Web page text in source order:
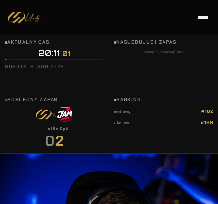
AKTUÁLNY ČAS
20:11:02
SOBOTA, 8. AUG 2026
NASLEDUJÚCI ZÁPAS
Žiadny naplánovaný zápas
POSLEDNÝ ZÁPAS
VS
Tipsport Open Cup #1
0:2
RANKING
World ranking #182
Valve ranking #168